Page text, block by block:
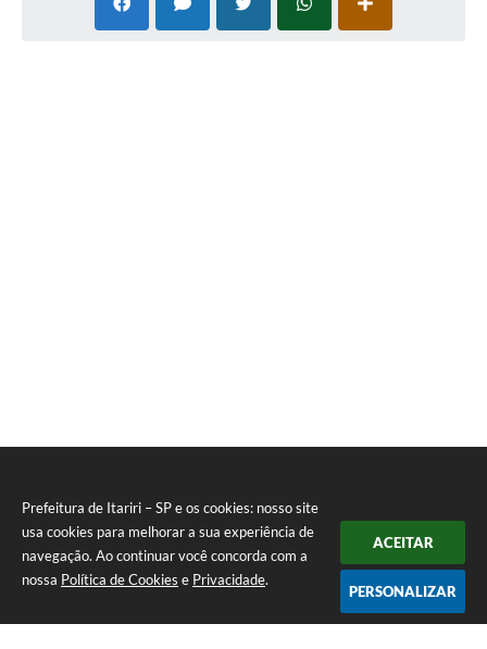
Prefeitura de Itariri – SP e os cookies: nosso site
usa cookies para melhorar a sua experiência de
navegação. Ao continuar você concorda com a
nossa Política de Cookies e Privacidade.
ACEITAR
PERSONALIZAR